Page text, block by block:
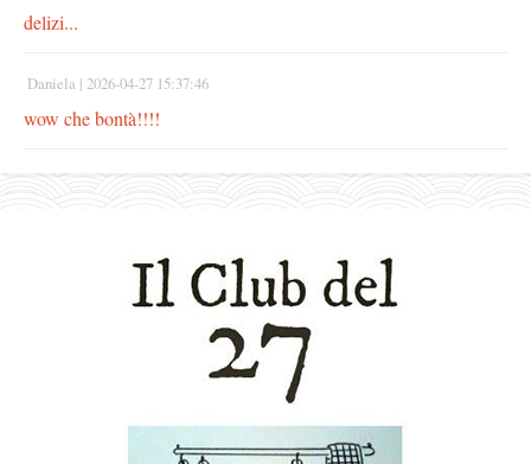
delizi...
Daniela | 2026-04-27 15:37:46
wow che bontà!!!!